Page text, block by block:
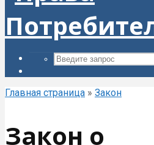
Главная страница » Закон
Закон о